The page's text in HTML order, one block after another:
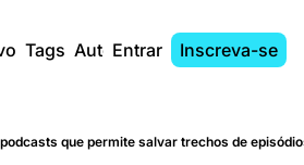
Tags AutoresEntrar Inscreva-se
que permite salvar trechos de